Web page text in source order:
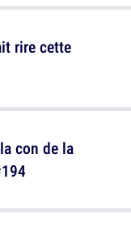
con de la
rire cette